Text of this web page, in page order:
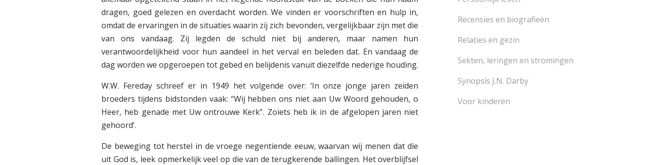
dragen, goed gelezen en overdacht worden. We vinden er voorschriften en hulp in,
omdat de ervaringen in de situaties waarin zij zich bevonden, vergelijkbaar zijn met die
van ons vandaag. Zij legden de schuld niet bij anderen, maar namen hun
verantwoordelijkheid voor hun aandeel in het verval en beleden dat. En vandaag de
dag worden we opgeroepen tot gebed en belijdenis vanuit diezelfde nederige houding.
W.W. Fereday schreef er in 1949 het volgende over: ‘In onze jonge jaren zeiden
broeders tijdens bidstonden vaak: “Wij hebben ons niet aan Uw Woord gehouden, o
Heer, heb genade met Uw ontrouwe Kerk”. Zoiets heb ik in de afgelopen jaren niet
gehoord’.
De beweging tot herstel in de vroege negentiende eeuw, waarvan wij menen dat die
uit God is, leek opmerkelijk veel op die van de terugkerende ballingen. Het overblijfsel
Recensies en biografieën
Relaties en gezin
Sekten, leringen en stromingen
Synopsis J.N. Darby
Voor kinderen